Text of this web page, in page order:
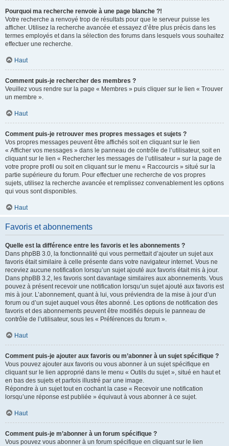
Pourquoi ma recherche renvoie à une page blanche ?!
Votre recherche a renvoyé trop de résultats pour que le serveur puisse les
afficher. Utilisez la recherche avancée et essayez d’être plus précis dans les
termes employés et dans la sélection des forums dans lesquels vous souhaitez
effectuer une recherche.
Haut
Comment puis-je rechercher des membres ?
Veuillez vous rendre sur la page « Membres » puis cliquer sur le lien « Trouver
un membre ».
Haut
Comment puis-je retrouver mes propres messages et sujets ?
Vos propres messages peuvent être affichés soit en cliquant sur le lien
« Afficher vos messages » dans le panneau de contrôle de l’utilisateur, soit en
cliquant sur le lien « Rechercher les messages de l’utilisateur » sur la page de
votre propre profil ou soit en cliquant sur le menu « Raccourcis » situé sur la
partie supérieure du forum. Pour effectuer une recherche de vos propres
sujets, utilisez la recherche avancée et remplissez convenablement les options
qui vous sont disponibles.
Haut
Favoris et abonnements
Quelle est la différence entre les favoris et les abonnements ?
Dans phpBB 3.0, la fonctionnalité qui vous permettait d’ajouter un sujet aux
favoris était similaire à celle présente dans votre navigateur internet. Vous ne
receviez aucune notification lorsqu’un sujet ajouté aux favoris était mis à jour.
Dans phpBB 3.2, les favoris sont davantage similaires aux abonnements. Vous
pouvez à présent recevoir une notification lorsqu’un sujet ajouté aux favoris est
mis à jour. L’abonnement, quant à lui, vous préviendra de la mise à jour d’un
forum ou d’un sujet auquel vous êtes abonné. Les options de notification des
favoris et des abonnements peuvent être modifiés depuis le panneau de
contrôle de l’utilisateur, sous les « Préférences du forum ».
Haut
Comment puis-je ajouter aux favoris ou m’abonner à un sujet spécifique ?
Vous pouvez ajouter aux favoris ou vous abonner à un sujet spécifique en
cliquant sur le lien approprié dans le menu « Outils du sujet », situé en haut et
en bas des sujets et parfois illustré par une image.
Répondre à un sujet tout en cochant la case « Recevoir une notification
lorsqu’une réponse est publiée » équivaut à vous abonner à ce sujet.
Haut
Comment puis-je m’abonner à un forum spécifique ?
Vous pouvez vous abonner à un forum spécifique en cliquant sur le lien